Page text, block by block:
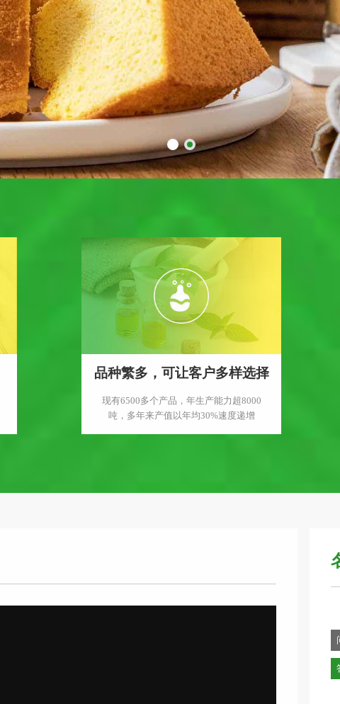
品种繁多，可让客户多样选择
现有6500多个产品，年生产能力超8000
吨，多年来产值以年均30%速度递增